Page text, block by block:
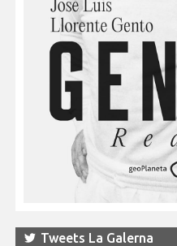
Tweets La Galerna